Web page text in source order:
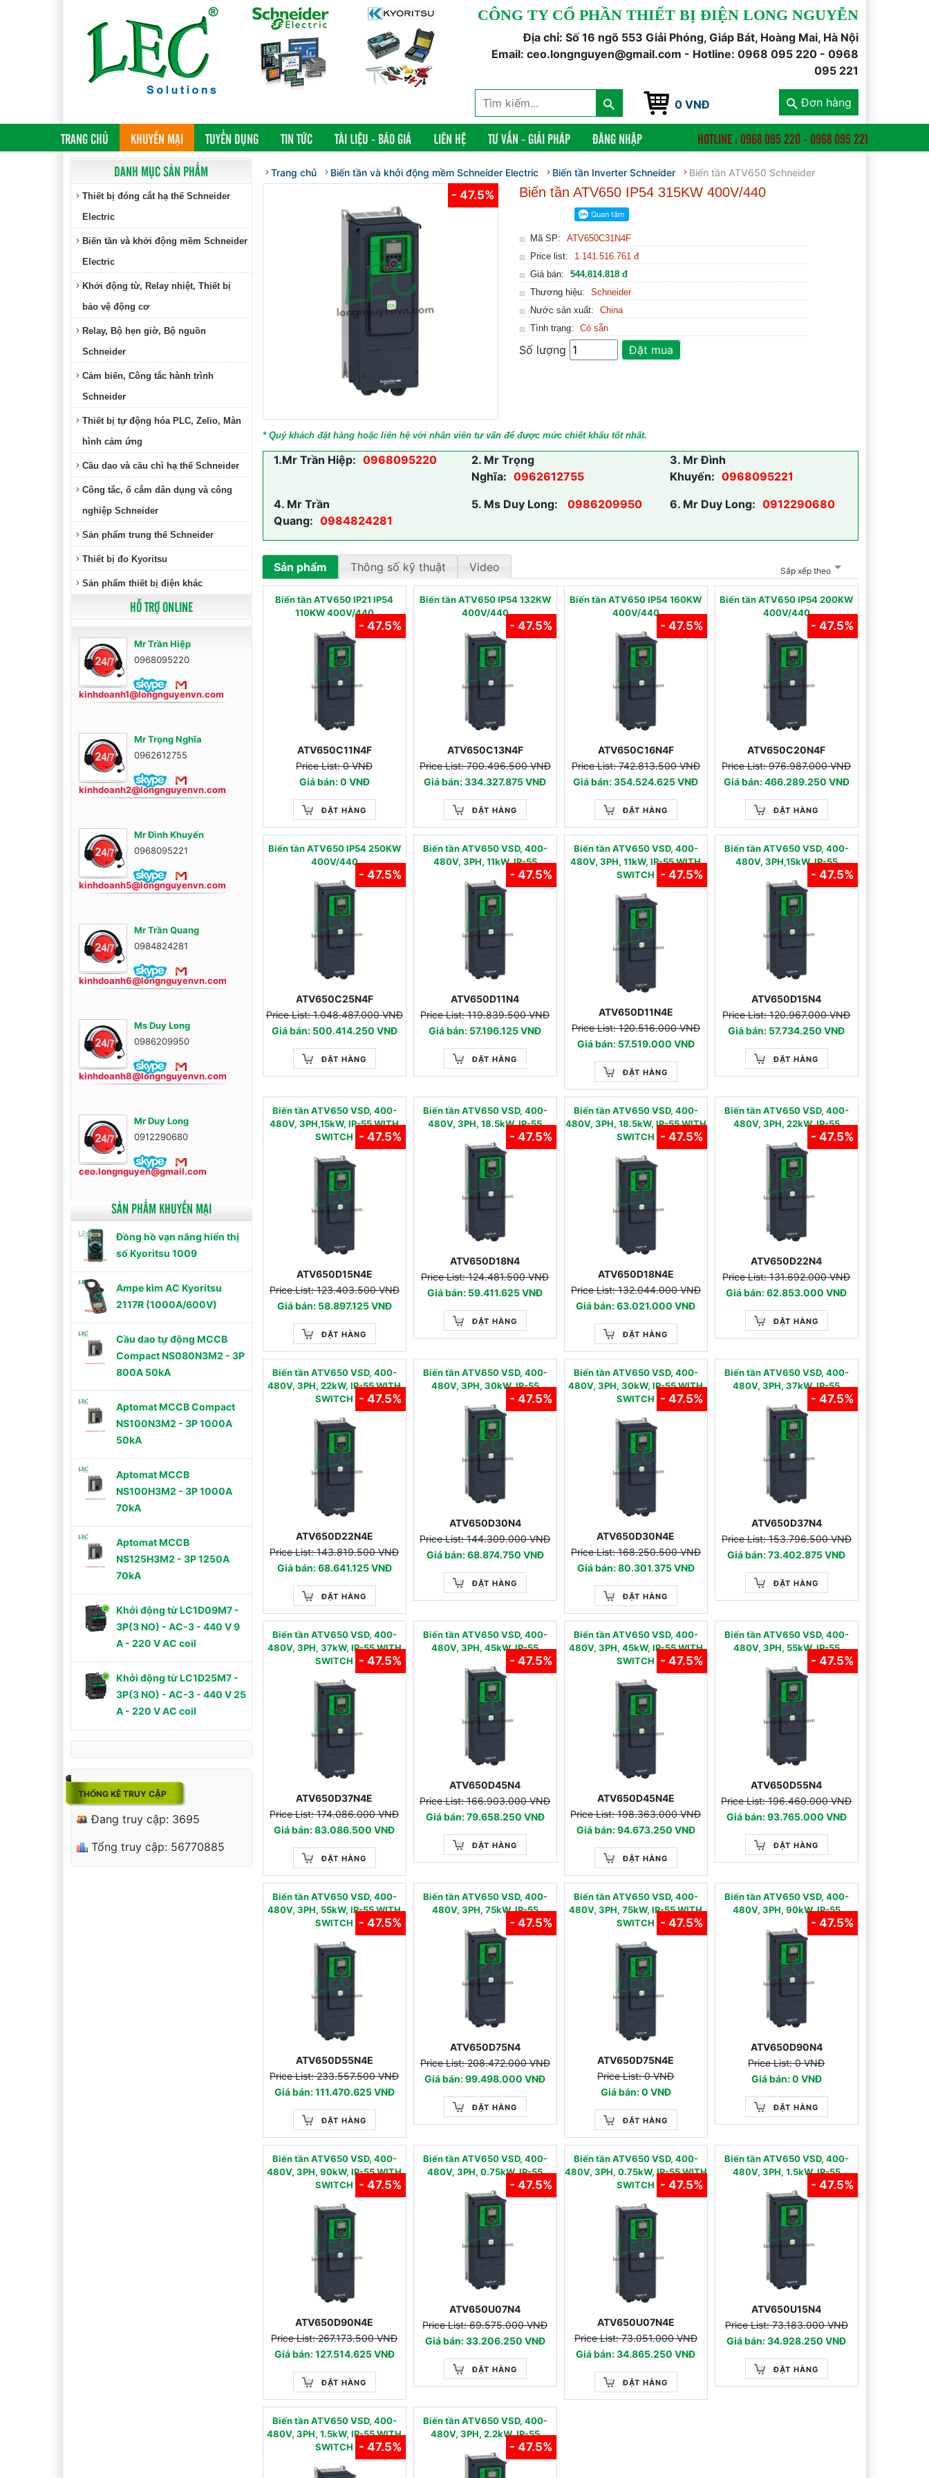
CÔNG TY CỔ PHẦN THIẾT BỊ ĐIỆN LONG NGUYỄN
Địa chỉ: Số 16 ngõ 553 Giải Phóng, Giáp Bát, Hoàng Mai, Hà Nội
Email: ceo.longnguyen@gmail.com - Hotline: 0968 095 220 - 0968
095 221
0 VNĐ Đơn hàng
TRANG CHỦ (CURRENT)
KHUYẾN MẠI TUYỂN DỤNG TIN TỨC TÀI LIỆU - BÁO GIÁ LIÊN HỆ TƯ VẤN - GIẢI PHÁP ĐĂNG NHẬP
HOTLINE : 0968 095 220 - 0968 095 221
DANH MỤC SẢN PHẨM
Thiết bị đóng cắt hạ thế Schneider
Electric
Biến tần và khởi động mềm Schneider
Electric
Khởi động từ, Relay nhiệt, Thiết bị
bảo vệ động cơ
Relay, Bộ hẹn giờ, Bộ nguồn
Schneider
Cảm biến, Công tắc hành trình
Schneider
Thiết bị tự động hóa PLC, Zelio, Màn
hình cảm ứng
Cầu dao và cầu chì hạ thế Schneider
Công tắc, ổ cắm dân dụng và công
nghiệp Schneider
Sản phẩm trung thế Schneider
Thiết bị đo Kyoritsu
Sản phẩm thiết bị điện khác
HỖ TRỢ ONLINE
Mr Trần Hiệp
0968095220
kinhdoanh1@longnguyenvn.com
Mr Trọng Nghĩa
0962612755
kinhdoanh2@longnguyenvn.com
Mr Đình Khuyến
0968095221
kinhdoanh5@longnguyenvn.com
Mr Trần Quang
0984824281
kinhdoanh6@longnguyenvn.com
Ms Duy Long
0986209950
kinhdoanh8@longnguyenvn.com
Mr Duy Long
0912290680
ceo.longnguyen@gmail.com
SẢN PHẨM KHUYẾN MẠI
Đồng hồ vạn năng hiển thị
số Kyoritsu 1009
Ampe kìm AC Kyoritsu
2117R (1000A/600V)
Cầu dao tự động MCCB
Compact NS080N3M2 - 3P
800A 50kA
Aptomat MCCB Compact
NS100N3M2 - 3P 1000A
50kA
Aptomat MCCB
NS100H3M2 - 3P 1000A
70kA
Aptomat MCCB
NS125H3M2 - 3P 1250A
70kA
Khởi động từ LC1D09M7 -
3P(3 NO) - AC-3 - 440 V 9
A - 220 V AC coil
Khởi động từ LC1D25M7 -
3P(3 NO) - AC-3 - 440 V 25
A - 220 V AC coil
THỐNG KÊ TRUY CẬP
Đang truy cập: 3695
Tổng truy cập: 56770885
Trang chủ Biến tần và khởi động mềm Schneider Electric Biến tần Inverter Schneider Biến tần ATV650 Schneider
- 47.5% Biến tần ATV650 IP54 315KW 400V/440
Mã SP:
ATV650C31N4F
Price list:
1.141.516.761 đ
Giá bán:
544.814.818 đ
Thương hiệu:
Schneider
Nước sản xuất:
China
Tình trạng:
Có sẵn
Số lượng Đặt mua
* Quý khách đặt hàng hoặc liên hệ với nhân viên tư vấn để được mức chiết khấu tốt nhất.
1.Mr Trần Hiệp: 0968095220 2. Mr Trọng
Nghĩa: 0962612755
3. Mr Đình
Khuyến: 0968095221
4.Mr Trần
Quang: 0984824281
5. Ms Duy Long: 0986209950 6. Mr Duy Long: 0912290680
Sản phẩm Thông số kỹ thuật Video Sắp xếp theo
Biến tần ATV650 IP21 IP54
110KW 400V/440
ATV650C11N4F
Price List: 0 VNĐ
Giá bán: 0 VNĐ
ĐẶT HÀNG
- 47.5%
Biến tần ATV650 IP54 132KW
400V/440
ATV650C13N4F
Price List: 700.496.500 VNĐ
Giá bán: 334.327.875 VNĐ
ĐẶT HÀNG
- 47.5%
Biến tần ATV650 IP54 160KW
400V/440
ATV650C16N4F
Price List: 742.813.500 VNĐ
Giá bán: 354.524.625 VNĐ
ĐẶT HÀNG
- 47.5%
Biến tần ATV650 IP54 200KW
400V/440
ATV650C20N4F
Price List: 976.987.000 VNĐ
Giá bán: 466.289.250 VNĐ
ĐẶT HÀNG
- 47.5%
Biến tần ATV650 IP54 250KW
400V/440
ATV650C25N4F
Price List: 1.048.487.000 VNĐ
Giá bán: 500.414.250 VNĐ
ĐẶT HÀNG
- 47.5%
Biến tần ATV650 VSD, 400-
480V, 3PH, 11kW, IP-55
ATV650D11N4
Price List: 119.839.500 VNĐ
Giá bán: 57.196.125 VNĐ
ĐẶT HÀNG
- 47.5%
Biến tần ATV650 VSD, 400-
480V, 3PH, 11kW, IP-55 WITH
SWITCH
ATV650D11N4E
Price List: 120.516.000 VNĐ
Giá bán: 57.519.000 VNĐ
ĐẶT HÀNG
- 47.5%
Biến tần ATV650 VSD, 400-
480V, 3PH,15kW, IP-55
ATV650D15N4
Price List: 120.967.000 VNĐ
Giá bán: 57.734.250 VNĐ
ĐẶT HÀNG
- 47.5%
Biến tần ATV650 VSD, 400-
480V, 3PH,15kW, IP-55 WITH
SWITCH
ATV650D15N4E
Price List: 123.403.500 VNĐ
Giá bán: 58.897.125 VNĐ
ĐẶT HÀNG
- 47.5%
Biến tần ATV650 VSD, 400-
480V, 3PH, 18.5kW, IP-55
ATV650D18N4
Price List: 124.481.500 VNĐ
Giá bán: 59.411.625 VNĐ
ĐẶT HÀNG
- 47.5%
Biến tần ATV650 VSD, 400-
480V, 3PH, 18.5kW, IP-55 WITH
SWITCH
ATV650D18N4E
Price List: 132.044.000 VNĐ
Giá bán: 63.021.000 VNĐ
ĐẶT HÀNG
- 47.5%
Biến tần ATV650 VSD, 400-
480V, 3PH, 22kW, IP-55
ATV650D22N4
Price List: 131.692.000 VNĐ
Giá bán: 62.853.000 VNĐ
ĐẶT HÀNG
- 47.5%
Biến tần ATV650 VSD, 400-
480V, 3PH, 22kW, IP-55 WITH
SWITCH
ATV650D22N4E
Price List: 143.819.500 VNĐ
Giá bán: 68.641.125 VNĐ
ĐẶT HÀNG
- 47.5%
Biến tần ATV650 VSD, 400-
480V, 3PH, 30kW, IP-55
ATV650D30N4
Price List: 144.309.000 VNĐ
Giá bán: 68.874.750 VNĐ
ĐẶT HÀNG
- 47.5%
Biến tần ATV650 VSD, 400-
480V, 3PH, 30kW, IP-55 WITH
SWITCH
ATV650D30N4E
Price List: 168.250.500 VNĐ
Giá bán: 80.301.375 VNĐ
ĐẶT HÀNG
- 47.5%
Biến tần ATV650 VSD, 400-
480V, 3PH, 37kW, IP-55
ATV650D37N4
Price List: 153.796.500 VNĐ
Giá bán: 73.402.875 VNĐ
ĐẶT HÀNG
- 47.5%
Biến tần ATV650 VSD, 400-
480V, 3PH, 37kW, IP-55 WITH
SWITCH
ATV650D37N4E
Price List: 174.086.000 VNĐ
Giá bán: 83.086.500 VNĐ
ĐẶT HÀNG
- 47.5%
Biến tần ATV650 VSD, 400-
480V, 3PH, 45kW, IP-55
ATV650D45N4
Price List: 166.903.000 VNĐ
Giá bán: 79.658.250 VNĐ
ĐẶT HÀNG
- 47.5%
Biến tần ATV650 VSD, 400-
480V, 3PH, 45kW, IP-55 WITH
SWITCH
ATV650D45N4E
Price List: 198.363.000 VNĐ
Giá bán: 94.673.250 VNĐ
ĐẶT HÀNG
- 47.5%
Biến tần ATV650 VSD, 400-
480V, 3PH, 55kW, IP-55
ATV650D55N4
Price List: 196.460.000 VNĐ
Giá bán: 93.765.000 VNĐ
ĐẶT HÀNG
- 47.5%
Biến tần ATV650 VSD, 400-
480V, 3PH, 55kW, IP-55 WITH
SWITCH
ATV650D55N4E
Price List: 233.557.500 VNĐ
Giá bán: 111.470.625 VNĐ
ĐẶT HÀNG
- 47.5%
Biến tần ATV650 VSD, 400-
480V, 3PH, 75kW, IP-55
ATV650D75N4
Price List: 208.472.000 VNĐ
Giá bán: 99.498.000 VNĐ
ĐẶT HÀNG
- 47.5%
Biến tần ATV650 VSD, 400-
480V, 3PH, 75kW, IP-55 WITH
SWITCH
ATV650D75N4E
Price List: 0 VNĐ
Giá bán: 0 VNĐ
ĐẶT HÀNG
- 47.5%
Biến tần ATV650 VSD, 400-
480V, 3PH, 90kW, IP-55
ATV650D90N4
Price List: 0 VNĐ
Giá bán: 0 VNĐ
ĐẶT HÀNG
- 47.5%
Biến tần ATV650 VSD, 400-
480V, 3PH, 90kW, IP-55 WITH
SWITCH
ATV650D90N4E
Price List: 267.173.500 VNĐ
Giá bán: 127.514.625 VNĐ
ĐẶT HÀNG
- 47.5%
Biến tần ATV650 VSD, 400-
480V, 3PH, 0.75kW, IP-55
ATV650U07N4
Price List: 69.575.000 VNĐ
Giá bán: 33.206.250 VNĐ
ĐẶT HÀNG
- 47.5%
Biến tần ATV650 VSD, 400-
480V, 3PH, 0.75kW, IP-55 WITH
SWITCH
ATV650U07N4E
Price List: 73.051.000 VNĐ
Giá bán: 34.865.250 VNĐ
ĐẶT HÀNG
- 47.5%
Biến tần ATV650 VSD, 400-
480V, 3PH, 1.5kW, IP-55
ATV650U15N4
Price List: 73.183.000 VNĐ
Giá bán: 34.928.250 VNĐ
ĐẶT HÀNG
- 47.5%
Biến tần ATV650 VSD, 400-
480V, 3PH, 1.5kW, IP-55 WITH
SWITCH
- 47.5%
Biến tần ATV650 VSD, 400-
480V, 3PH, 2.2kW, IP-55
- 47.5%